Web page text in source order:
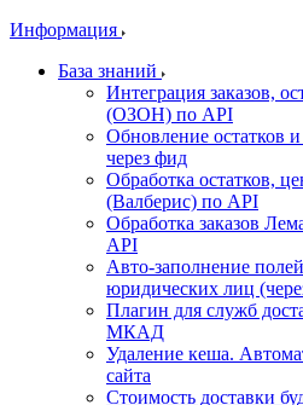
Информация
База знаний
Интеграция заказов,
(ОЗОН) по API
Обновление
через фид
Обработка остатков,
(Валберис) по API
Обработка заказов
API
Авто-заполнение
юридических лиц
Плагин для служб
МКАД
Удаление кеша.
сайта
Стоимость доставки